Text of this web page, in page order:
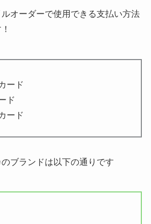
オーダーで使用できる支払い方法
ード
ド
ード
ブランドは以下の通りです